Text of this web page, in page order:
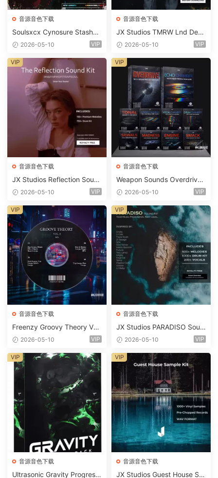
音源音色下载
Soulsxcx Cynosure Stashkit
WAV MiDi FST-FANTASTiC
2026-05-10 VIP
音源音色下载
JX Studios TMRW Lnd Dee
p And Tech House Sound Ki
ets-FANTASTiC
2026-05-10 VIP
音源音色下载
JX Studios Reflection Soun
d Kit WAV-FANTASTiC
2026-05-10 VIP
VIP
音源音色下载
Weapon Sounds Overdrive
x Echo Chamber Production
m 2 Presets-FANTASTiC
2026-05-10 VIP
VIP
音源音色下载
Freenzy Groovy Theory Vol.
2 WAV
2026-05-10 VIP
VIP
音源音色下载
JX Studios PARADISO Soun
d Kit MULTiFORMAT-FANTA
2026-05-10 VIP
VIP
音源音色下载
Ultrasonic Gravity Progressi
VIP
音源音色下载
JX Studios Guest House Sa
VIP